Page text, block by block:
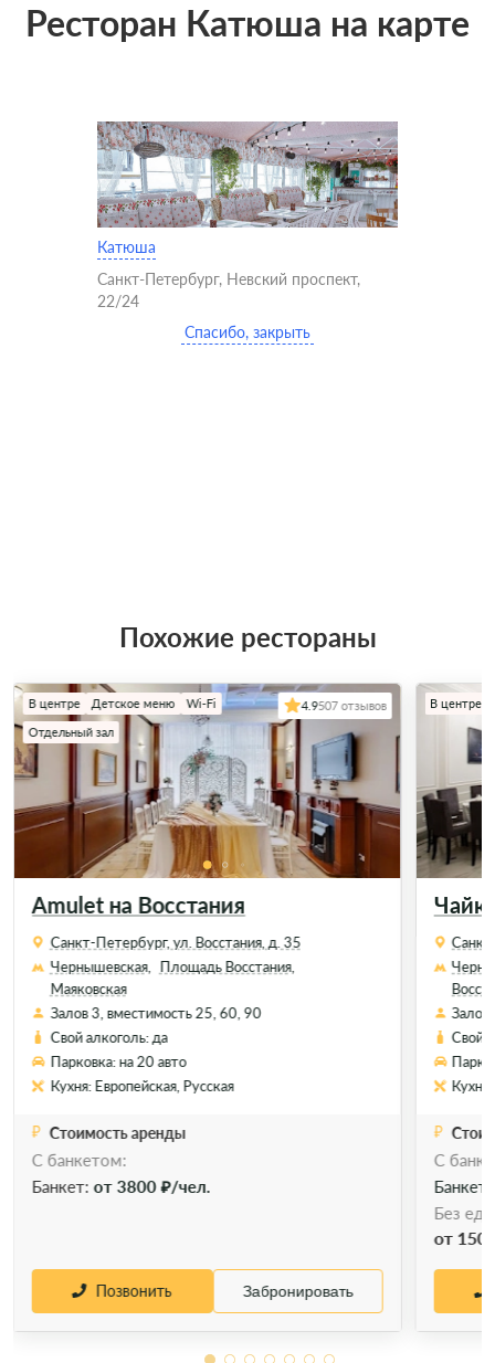
Ресторан Катюша на карте
Катюша
Санкт-Петербург, Невский проспект,
22/24
Спасибо, закрыть
Похожие рестораны
Позвонить
Amulet на Восстания
В центре Детское меню
Wi-Fi
Отдельный зал
4.9507 отзывов
Санкт-Петербург, ул. Восстания, д. 35
Чернышевская,
Площадь Восстания,
Маяковская
Залов 3, вместимость 25, 60, 90
Свой алкоголь: да
Парковка: на 20 авто
Кухня: Европейская, Русская
Стоимость аренды
С банкетом:
Банкет:от 3800 ₽/чел.
Позвонить Забронировать
В центре
Залов
Свой
C
Банкет:
Без
от